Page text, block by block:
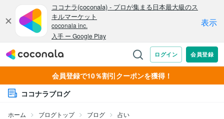
会員登録で10％割引クーポンを獲得！
ココナラブログ
ホーム ブログトップ ブログ 占い